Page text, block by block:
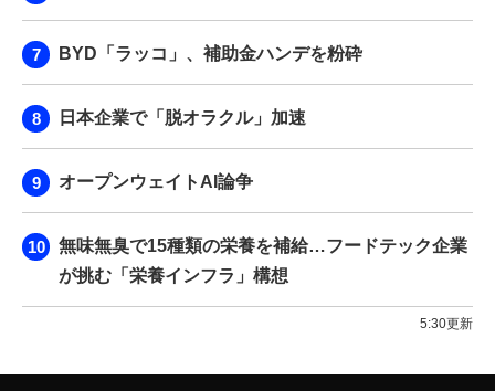
BYD「ラッコ」、補助金ハンデを粉砕
日本企業で「脱オラクル」加速
オープンウェイトAI論争
無味無臭で15種類の栄養を補給…フードテック企業
が挑む「栄養インフラ」構想
5:30更新